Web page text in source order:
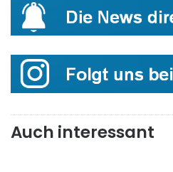
Auch interessant